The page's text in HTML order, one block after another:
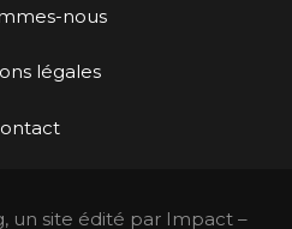
nous
légales
un site édité par Impact –